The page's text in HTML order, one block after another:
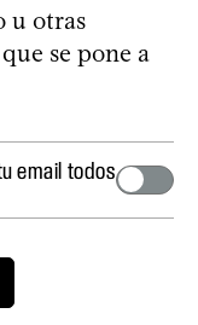
u otras
se pone a
email todos